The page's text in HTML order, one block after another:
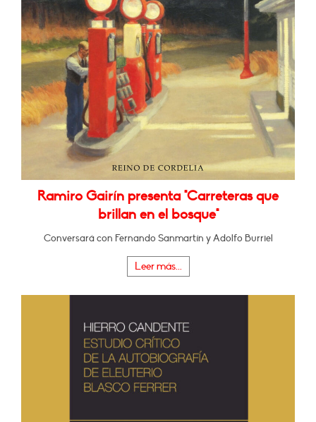
Ramiro Gairín presenta "Carreteras que
brillan en el bosque"
Conversará con Fernando Sanmartín y Adolfo Burriel
Leer más...